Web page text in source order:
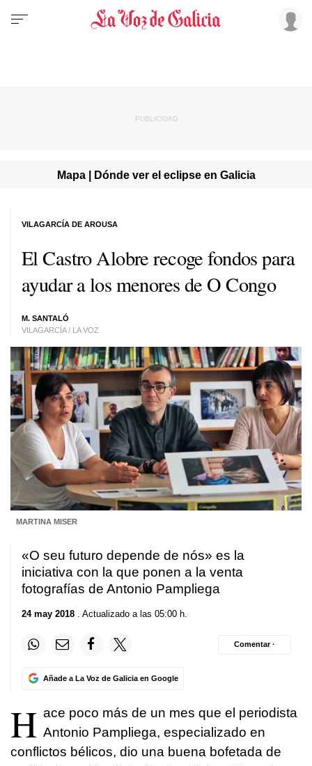
Mapa | Dónde ver el eclipse en Galicia
El Castro Alobre recoge fondos para
ayudar a los menores de O Congo
M. SANTALÓ
VILAGARCÍA / LA VOZ
VILAGARCÍA DE AROUSA
MARTINA MISER
«O seu futuro depende de nós» es la
iniciativa con la que ponen a la venta
fotografías de Antonio Pampliega
24 may 2018 . Actualizado a las 05:00 h.
Añade a La Voz de Galicia en Google
Comentar ·
H ace poco más de un mes que el periodista
Antonio Pampliega, especializado en
conflictos bélicos, dio una buena bofetada de